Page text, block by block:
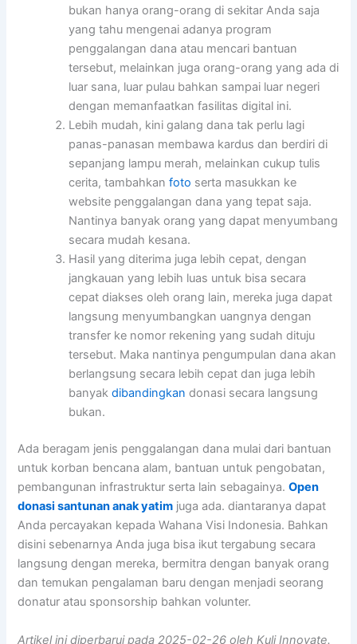
bukan hanya orang-orang di sekitar Anda saja
yang tahu mengenai adanya program
penggalangan dana atau mencari bantuan
tersebut, melainkan juga orang-orang yang ada di
luar sana, luar pulau bahkan sampai luar negeri
dengan memanfaatkan fasilitas digital ini.
Lebih mudah, kini galang dana tak perlu lagi
panas-panasan membawa kardus dan berdiri di
sepanjang lampu merah, melainkan cukup tulis
cerita, tambahkanfoto serta masukkan ke
website penggalangan dana yang tepat saja.
Nantinya banyak orang yang dapat menyumbang
secara mudah kesana.
Hasil yang diterima juga lebih cepat, dengan
jangkauan yang lebih luas untuk bisa secara
cepat diakses oleh orang lain, mereka juga dapat
langsung menyumbangkan uangnya dengan
transfer ke nomor rekening yang sudah dituju
tersebut. Maka nantinya pengumpulan dana akan
berlangsung secara lebih cepat dan juga lebih
banyakdibandingkan donasi secara langsung
bukan.
Ada beragam jenis penggalangan dana mulai dari bantuan
untuk korban bencana alam, bantuan untuk pengobatan,
pembangunan infrastruktur serta lain sebagainya.Open
donasi santunan anak yatim juga ada. diantaranya dapat
Anda percayakan kepada Wahana Visi Indonesia. Bahkan
disini sebenarnya Anda juga bisa ikut tergabung secara
langsung dengan mereka, bermitra dengan banyak orang
dan temukan pengalaman baru dengan menjadi seorang
donatur atau sponsorship bahkan volunter.
Artikel ini diperbarui pada 2025-02-26 oleh Kuli Innovate.